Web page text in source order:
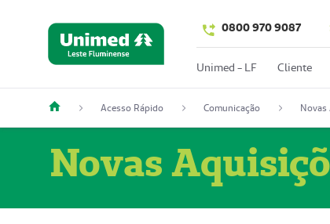
0800 970 9087
Unimed - LF Cliente
Acesso Rápido Comunicação Novas
Novas